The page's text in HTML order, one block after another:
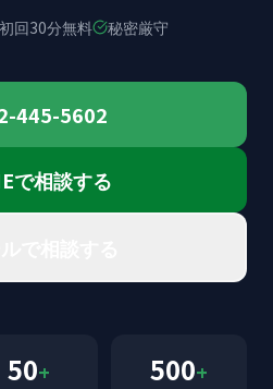
初回30分無料 秘密厳守
445-5602
で相談する
50+ 500+